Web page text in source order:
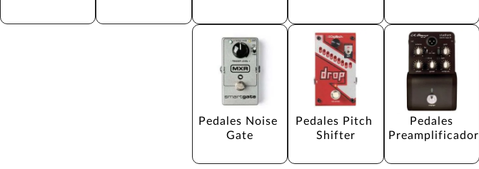
Pedales Noise
Gate
Pedales Pitch
Shifter
Pedales
Preamplificador